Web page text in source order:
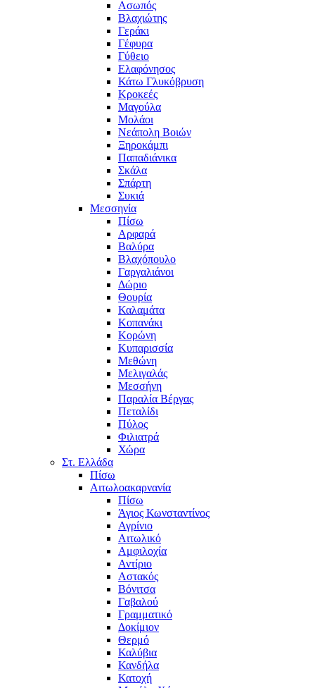
Ασωπός
Βλαχιώτης
Γεράκι
Γέφυρα
Γύθειο
Ελαφόνησος
Κάτω Γλυκόβρυση
Κροκεές
Μαγούλα
Μολάοι
Νεάπολη Βοιών
Ξηροκάμπι
Παπαδιάνικα
Σκάλα
Σπάρτη
Συκιά
Μεσσηνία
Πίσω
Αρφαρά
Βαλύρα
Βλαχόπουλο
Γαργαλιάνοι
Δώριο
Θουρία
Καλαμάτα
Κοπανάκι
Κορώνη
Κυπαρισσία
Μεθώνη
Μελιγαλάς
Μεσσήνη
Παραλία Βέργας
Πεταλίδι
Πύλος
Φιλιατρά
Χώρα
Στ. Ελλάδα
Πίσω
Αιτωλοακαρνανία
Πίσω
Άγιος Κωνσταντίνος
Αγρίνιο
Αιτωλικό
Αμφιλοχία
Αντίριο
Αστακός
Βόνιτσα
Γαβαλού
Γραμματικό
Δοκίμιον
Θερμό
Καλύβια
Κανδήλα
Κατοχή